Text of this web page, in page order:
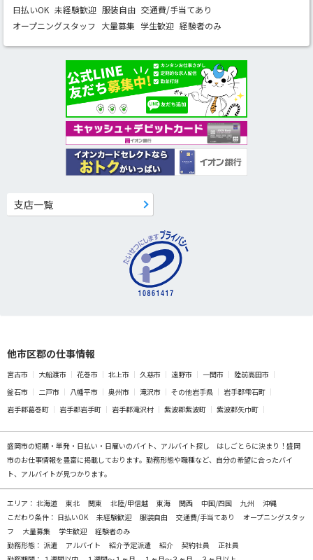
日払いOK 未経験歓迎 服装自由 交通費/手当てあり
オープニングスタッフ 大量募集 学生歓迎 経験者のみ
支店一覧
他市区郡の仕事情報
宮古市 大船渡市 花巻市 北上市 久慈市 遠野市 一関市
陸前高田市
釜石市
二戸市 八幡平市 奥州市 滝沢市 その他岩手県
岩手郡雫石町
岩手郡葛巻町
岩手郡岩手町 岩手郡滝沢村 紫波郡紫波町 紫波郡矢巾町
盛岡市の短期・単発・日払い・日雇いのバイト、アルバイト探し
はしごとらに決まり！盛岡
市のお仕事情報を豊富に掲載しております。勤務形態や職種など、自分の希望に合ったバイ
ト、アルバイトが見つかります。
エリア： 北海道 東北 関東 北陸/甲信越 東海 関西 中国/四国 九州
沖縄
こだわり条件： 日払いOK 未経験歓迎 服装自由 交通費/手当てあり
オープニングスタッ
フ
大量募集 学生歓迎
経験者のみ
勤務形態： 派遣 アルバイト 紹介予定派遣 紹介 契約社員
正社員